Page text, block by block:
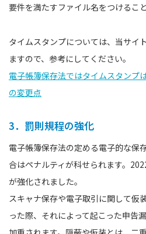
要件を満たすファイル名をつけるこ
タイムスタンプについては、当サイ
ますので、参考にしてください。
電子帳簿保存法ではタイムスタンプ
の変更点
3．罰則規程の強化
電子帳簿保存法の定める電子的な保
合はペナルティが科せられます。
が強化されました。
スキャナ保存や電子取引に関して仮
った際、それによって起こった申告